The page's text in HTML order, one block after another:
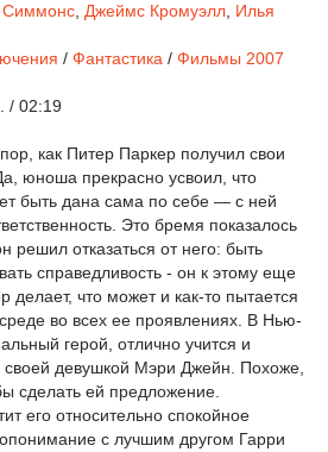
Симмонс Джеймс Кромуэлл Илья
/ Фантастика / Фильмы 2007
/ 02:19
как Питер Паркер получил свои
юноша прекрасно усвоил, что
быть дана сама по себе — с ней
Это бремя показалось
решил отказаться от него: быть
справедливость - он к этому еще
делает, что может и как-то пытается
во всех ее проявлениях. В Нью-
герой, отлично учится и
девушкой Мэри Джейн. Похоже,
сделать ей предложение.
его относительно спокойное
с лучшим другом Гарри